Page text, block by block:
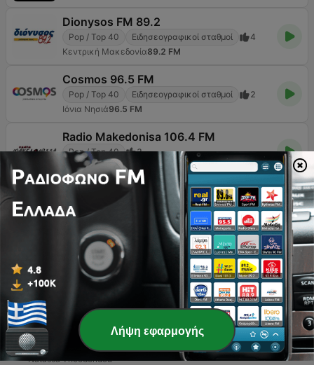
Dionysos FM 89.2
Pop / Top 40 Ειδησεογραφικοί σταθμοί
4
Κεντρική Μακεδονία89.2 FM
Cosmos 96.5 FM
Pop / Top 40 Ειδησεογραφικοί σταθμοί
2
Ιόνια Νησιά96.5 FM
Radio Makedonisa 106.4 FM
Pop / Top 40
3
Ανατολική Μακεδονία και Θράκη
από
1
< 5 6 > >>
ΚΟΡΥΦΑΊΑ ΤΡΑΓΟΎΔΙΑ
1 Signomi
Antonis Remos
2 Ah!
Natassa Theodoridou
Λήψη εφαρμογής